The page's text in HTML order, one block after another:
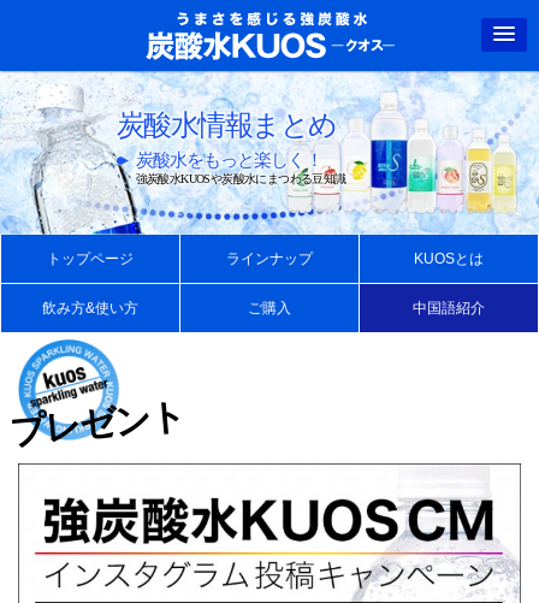
強炭酸水ク
炭酸水情報まとめ
炭酸水をもっと楽しく！
強炭酸水KUOSや炭酸水にまつわる豆知識
トップページ ラインナップ KUOSとは
飲み方&使い方 ご購入 中国語紹介
プレゼント